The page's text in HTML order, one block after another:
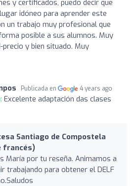
y certificados, puedo decir que
idóneo para aprender este
un trabajo muy profesional que
posible a sus alumnos. Muy
precio y bien situado. Muy
Publicada en 4 years ago
Excelente adaptación das clases
Santiago de Compostela
francés)
María por tu reseña. Animamos a
trabajando para obtener el DELF